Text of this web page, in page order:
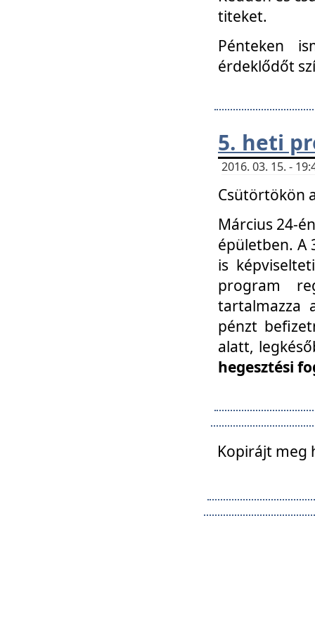
titeket.
Pénteken
érdeklődőt
5. heti
2016. 03. 15. -
Csütörtökön
Március 24-
épületben. A
is
program
tartalmazza
pénzt
alatt,
hegesztési
Kopirájt meg